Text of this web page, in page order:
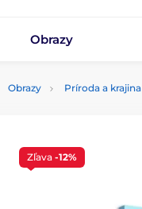
Obrazy
Obrazy Príroda a krajina
Zľava -12%